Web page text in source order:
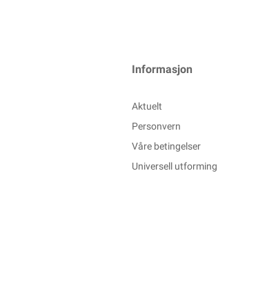
Informasjon
Aktuelt
Personvern
Våre betingelser
Universell utforming